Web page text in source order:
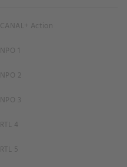
CANAL+ Action
NPO 1
NPO 2
NPO 3
RTL 4
RTL 5